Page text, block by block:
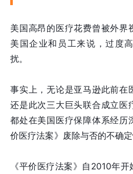
美国高昂的医疗花费曾被外界
美国企业和员工来说，过度
扰。
事实上，无论是亚马逊此前在
还是此次三大巨头联合成立医
都处在美国医疗保障体系经历
价医疗法案》废除与否的不确定
《平价医疗法案》自2010年